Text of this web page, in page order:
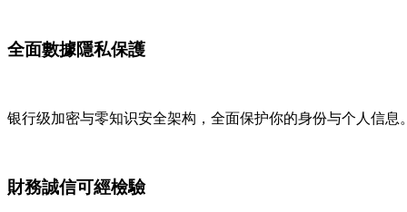
全面數據隱私保護
银行级加密与零知识安全架构，全面保护你的身份与个人信息。
財務誠信可經檢驗